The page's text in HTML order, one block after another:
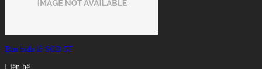
Bàn bida lỗ SGB-57
Liên hệ